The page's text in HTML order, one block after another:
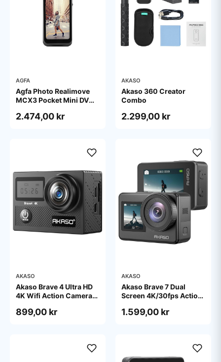
AGFA
Agfa Photo Realimove
MCX3 Pocket Mini DV
2.474,00 kr
AKASO
Akaso 360 Creator
Combo
2.299,00 kr
AKASO
Akaso Brave 4 Ultra HD
4K Wifi Action Camera
899,00 kr
AKASO
Akaso Brave 7 Dual
Screen 4K/30fps Action
Waterproof
1.599,00 kr